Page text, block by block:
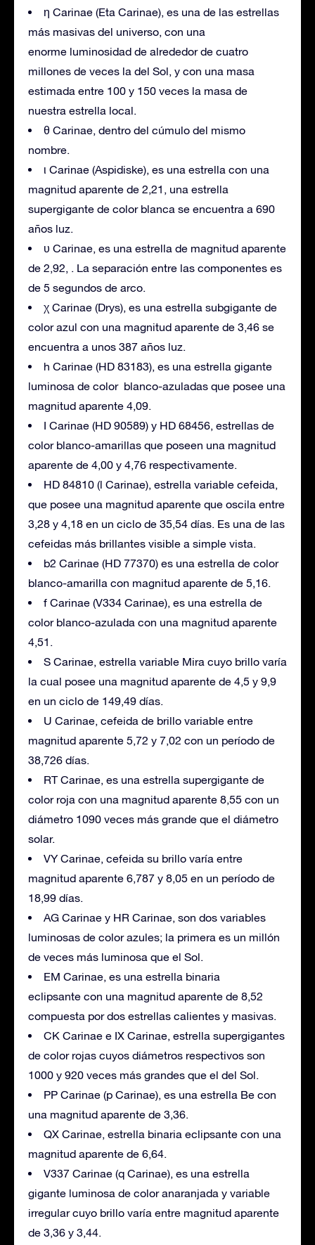
η Carinae (Eta Carinae), es una de las estrellas
más masivas del universo, con una
enorme luminosidad de alrededor de cuatro
millones de veces la del Sol, y con una masa
estimada entre 100 y 150 veces la masa de
nuestra estrella local.
θ Carinae, dentro del cúmulo del mismo
nombre.
ι Carinae (Aspidiske), es una estrella con una
magnitud aparente de 2,21, una estrella
supergigante de color blanca se encuentra a 690
años luz.
υ Carinae, es una estrella de magnitud aparente
de 2,92, . La separación entre las componentes es
de 5 segundos de arco.
χ Carinae (Drys), es una estrella subgigante de
color azul con una magnitud aparente de 3,46 se
encuentra a unos 387 años luz.
h Carinae (HD 83183), es una estrella gigante
luminosa de color blanco-azuladas que posee una
magnitud aparente 4,09.
I Carinae (HD 90589) y HD 68456, estrellas de
color blanco-amarillas que poseen una magnitud
aparente de 4,00 y 4,76 respectivamente.
HD 84810 (l Carinae), estrella variable cefeida,
que posee una magnitud aparente que oscila entre
3,28 y 4,18 en un ciclo de 35,54 días. Es una de las
cefeidas más brillantes visible a simple vista.
b2 Carinae (HD 77370) es una estrella de color
blanco-amarilla con magnitud aparente de 5,16.
f Carinae (V334 Carinae), es una estrella de
color blanco-azulada con una magnitud aparente
4,51.
S Carinae, estrella variable Mira cuyo brillo varía
la cual posee una magnitud aparente de 4,5 y 9,9
en un ciclo de 149,49 días.
U Carinae, cefeida de brillo variable entre
magnitud aparente 5,72 y 7,02 con un período de
38,726 días.
RT Carinae, es una estrella supergigante de
color roja con una magnitud aparente 8,55 con un
diámetro 1090 veces más grande que el diámetro
solar.
VY Carinae, cefeida su brillo varía entre
magnitud aparente 6,787 y 8,05 en un período de
18,99 días.
AG Carinae y HR Carinae, son dos variables
luminosas de color azules; la primera es un millón
de veces más luminosa que el Sol.
EM Carinae, es una estrella binaria
eclipsante con una magnitud aparente de 8,52
compuesta por dos estrellas calientes y masivas.
CK Carinae e IX Carinae, estrella supergigantes
de color rojas cuyos diámetros respectivos son
1000 y 920 veces más grandes que el del Sol.
PP Carinae (p Carinae), es una estrella Be con
una magnitud aparente de 3,36.
QX Carinae, estrella binaria eclipsante con una
magnitud aparente de 6,64.
V337 Carinae (q Carinae), es una estrella
gigante luminosa de color anaranjada y variable
irregular cuyo brillo varía entre magnitud aparente
de 3,36 y 3,44.